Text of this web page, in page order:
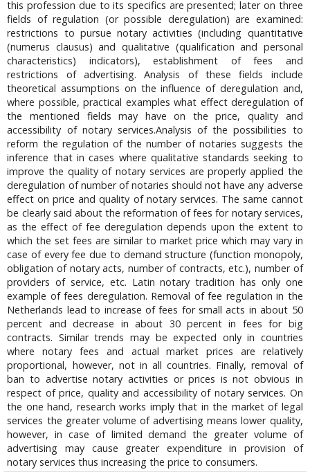
this profession due to its specifics are presented; later on three
fields of regulation (or possible deregulation) are examined:
restrictions to pursue notary activities (including quantitative
(numerus clausus) and qualitative (qualification and personal
characteristics) indicators), establishment of fees and
restrictions of advertising. Analysis of these fields include
theoretical assumptions on the influence of deregulation and,
where possible, practical examples what effect deregulation of
the mentioned fields may have on the price, quality and
accessibility of notary services.Analysis of the possibilities to
reform the regulation of the number of notaries suggests the
inference that in cases where qualitative standards seeking to
improve the quality of notary services are properly applied the
deregulation of number of notaries should not have any adverse
effect on price and quality of notary services. The same cannot
be clearly said about the reformation of fees for notary services,
as the effect of fee deregulation depends upon the extent to
which the set fees are similar to market price which may vary in
case of every fee due to demand structure (function monopoly,
obligation of notary acts, number of contracts, etc.), number of
providers of service, etc. Latin notary tradition has only one
example of fees deregulation. Removal of fee regulation in the
Netherlands lead to increase of fees for small acts in about 50
percent and decrease in about 30 percent in fees for big
contracts. Similar trends may be expected only in countries
where notary fees and actual market prices are relatively
proportional, however, not in all countries. Finally, removal of
ban to advertise notary activities or prices is not obvious in
respect of price, quality and accessibility of notary services. On
the one hand, research works imply that in the market of legal
services the greater volume of advertising means lower quality,
however, in case of limited demand the greater volume of
advertising may cause greater expenditure in provision of
notary services thus increasing the price to consumers.